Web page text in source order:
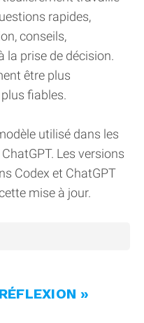
rapides,
conseils,
la prise de décision.
être plus
fiables.
utilisé dans les
Les versions
Codex et ChatGPT
mise à jour.
»